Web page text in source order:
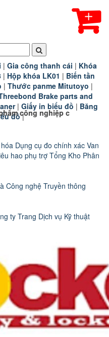
| Gia công thanh cái | Khóa
| Hộp khóa LK01 | Biến tần
| Thước panme Mitutoyo |
Brake parts and
| Giấy in biểu đồ | Băng
đồ|
chính hãng chất lượng
Dụng cụ đo chính xác Van
hao phụ trợ Tổng Kho Phân
Công nghệ Truyền thông
ty Trang Dịch vụ Kỹ thuật